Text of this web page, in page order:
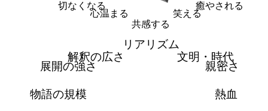
癒やされる
笑える
共感する
心温まる
切なくなる
リアリズム
文明・時代
親密さ
熱血
物語の規模
展開の強さ
解釈の広さ